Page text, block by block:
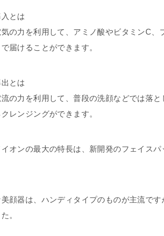
とは
の力を利用して、アミノ酸やビタミンC
届けることができます。
とは
の力を利用して、普段の洗顔などでは落
レンジングができます。
オンの最大の特長は、新開発のフェイスパ
顔器は、ハンディタイプのものが主流で
。